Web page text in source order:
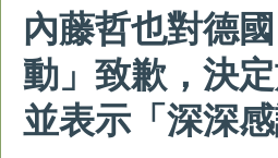
內藤哲也對德
動」致歉，決
並表示「深深感